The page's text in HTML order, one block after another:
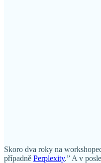
Skoro dva roky na
případně Perplexity.” A v